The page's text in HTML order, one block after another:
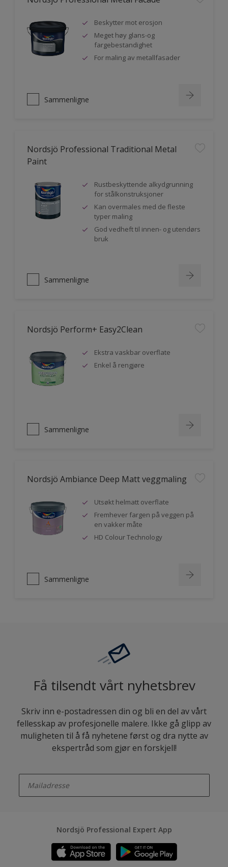
Beskytter mot erosjon
Meget høy glans-og
fargebestandighet
For maling av metallfasader
Sammenligne
Nordsjö Professional Traditional Metal
Paint
Rustbeskyttende alkydgrunning
for stålkonstruksjoner
Kan overmales med de fleste
typer maling
God vedheft til innen- og utendørs
bruk
Sammenligne
Nordsjö Perform+ Easy2Clean
Ekstra vaskbar overflate
Enkel å rengjøre
Sammenligne
Nordsjö Ambiance Deep Matt veggmaling
Utsøkt helmatt overflate
Fremhever fargen på veggen på
en vakker måte
HD Colour Technology
Sammenligne
Få tilsendt vårt nyhetsbrev
Skriv inn e-postadressen din og bli en del av vårt
fellesskap av profesjonelle malere. Ikke gå glipp av
muligheten til å få nyhetene først og dra nytte av
ekspertråd som gjør en forskjell!
Nordsjö Professional Expert App